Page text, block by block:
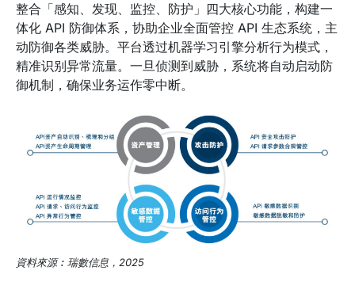
整合「感知、发现、监控、防护」四大核心功能，构建一
体化 API 防御体系，协助企业全面管控 API 生态系统，主
动防御各类威胁。平台透过机器学习引擎分析行为模式，
精准识别异常流量。一旦侦测到威胁，系统将自动启动防
御机制，确保业务运作零中断。
資料來源︰瑞數信息，2025